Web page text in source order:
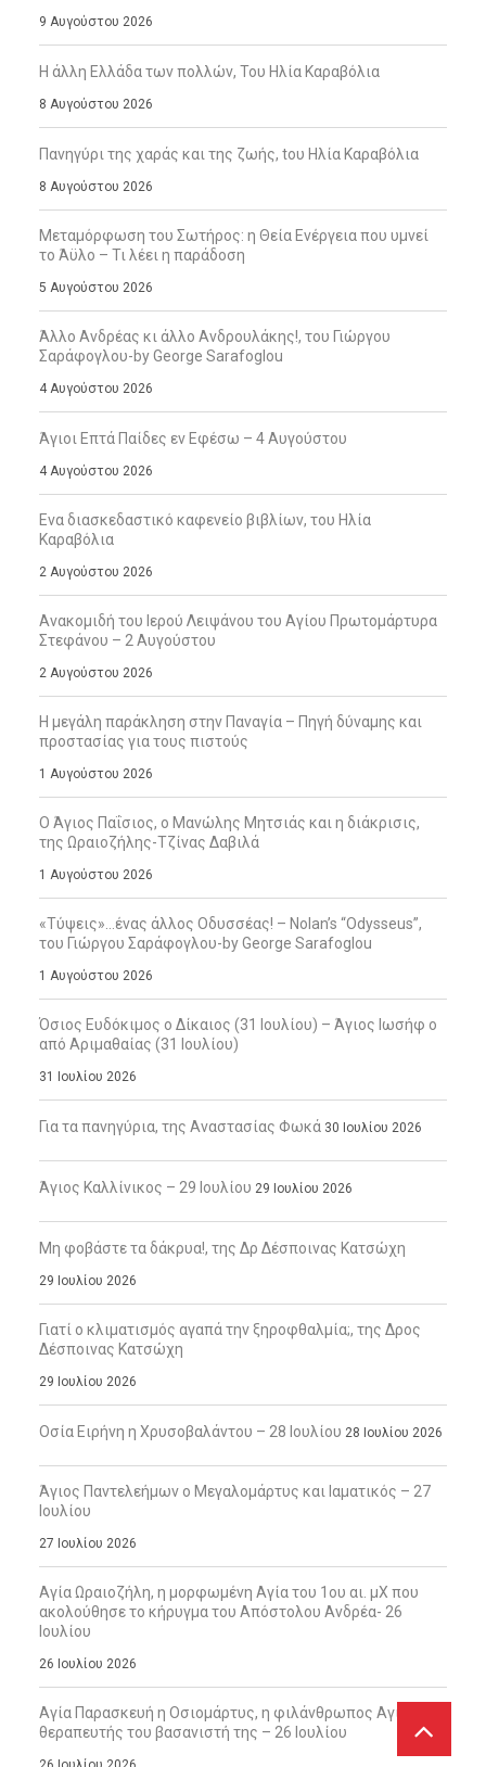
9 Αυγούστου 2026
Η άλλη Ελλάδα των πολλών, Του Ηλία Καραβόλια
8 Αυγούστου 2026
Πανηγύρι της χαράς και της ζωής, tου Ηλία Καραβόλια
8 Αυγούστου 2026
Μεταμόρφωση του Σωτήρος: η Θεία Ενέργεια που υμνεί
το Άϋλο – Τι λέει η παράδοση
5 Αυγούστου 2026
Άλλο Ανδρέας κι άλλο Ανδρουλάκης!, του Γιώργου
Σαράφογλου-by George Sarafoglou
4 Αυγούστου 2026
Άγιοι Επτά Παίδες εν Εφέσω – 4 Αυγούστου
4 Αυγούστου 2026
Ενα διασκεδαστικό καφενείο βιβλίων, του Ηλία
Καραβόλια
2 Αυγούστου 2026
Ανακομιδή του Ιερού Λειψάνου του Αγίου Πρωτομάρτυρα
Στεφάνου – 2 Αυγούστου
2 Αυγούστου 2026
Η μεγάλη παράκληση στην Παναγία – Πηγή δύναμης και
προστασίας για τους πιστούς
1 Αυγούστου 2026
Ο Άγιος Παΐσιος, ο Μανώλης Μητσιάς και η διάκρισις,
της Ωραιοζήλης-Τζίνας Δαβιλά
1 Αυγούστου 2026
«Τύψεις»…ένας άλλος Οδυσσέας! – Nolan’s “Odysseus”,
του Γιώργου Σαράφογλου-by George Sarafoglou
1 Αυγούστου 2026
Όσιος Ευδόκιμος ο Δίκαιος (31 Ιουλίου) – Άγιος Ιωσήφ ο
από Αριμαθαίας (31 Ιουλίου)
31 Ιουλίου 2026
Για τα πανηγύρια, της Αναστασίας Φωκά 30 Ιουλίου 2026
Άγιος Καλλίνικος – 29 Ιουλίου 29 Ιουλίου 2026
Μη φοβάστε τα δάκρυα!, της Δρ Δέσποινας Κατσώχη
29 Ιουλίου 2026
Γιατί ο κλιματισμός αγαπά την ξηροφθαλμία;, της Δρος
Δέσποινας Κατσώχη
29 Ιουλίου 2026
Οσία Ειρήνη η Χρυσοβαλάντου – 28 Ιουλίου 28 Ιουλίου 2026
Άγιος Παντελεήμων ο Μεγαλομάρτυς και Ιαματικός – 27
Ιουλίου
27 Ιουλίου 2026
Αγία Ωραιοζήλη, η μορφωμένη Αγία του 1ου αι. μΧ που
ακολούθησε το κήρυγμα του Απόστολου Ανδρέα- 26
Ιουλίου
26 Ιουλίου 2026
Αγία Παρασκευή η Οσιομάρτυς, η φιλάνθρωπος Αγία και
θεραπευτής του βασανιστή της – 26 Ιουλίου